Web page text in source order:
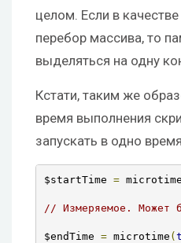
целом. Если в
перебор массива, то
выделяться на одну
Кстати, таким же
время выполнения
запускать в одно
$startTime = microtime
// Измеряемое. Может
$endTime = microtime (